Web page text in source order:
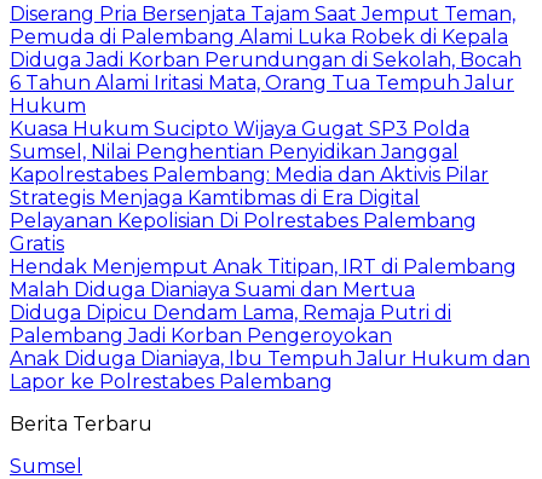
Diserang Pria Bersenjata Tajam Saat Jemput Teman,
Pemuda di Palembang Alami Luka Robek di Kepala
Diduga Jadi Korban Perundungan di Sekolah, Bocah
6 Tahun Alami Iritasi Mata, Orang Tua Tempuh Jalur
Hukum
Kuasa Hukum Sucipto Wijaya Gugat SP3 Polda
Sumsel, Nilai Penghentian Penyidikan Janggal
Kapolrestabes Palembang: Media dan Aktivis Pilar
Strategis Menjaga Kamtibmas di Era Digital
Pelayanan Kepolisian Di Polrestabes Palembang
Gratis
Hendak Menjemput Anak Titipan, IRT di Palembang
Malah Diduga Dianiaya Suami dan Mertua
Diduga Dipicu Dendam Lama, Remaja Putri di
Palembang Jadi Korban Pengeroyokan
Anak Diduga Dianiaya, Ibu Tempuh Jalur Hukum dan
Lapor ke Polrestabes Palembang
Berita Terbaru
Sumsel